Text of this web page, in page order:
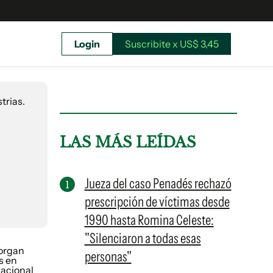
Suscribite x US$ 3,45
Login Suscribite x US$ 3,45
LAS MÁS LEÍDAS
Jueza del caso Penadés rechazó
prescripción de víctimas desde
1990 hasta Romina Celeste:
"Silenciaron a todas esas
personas"